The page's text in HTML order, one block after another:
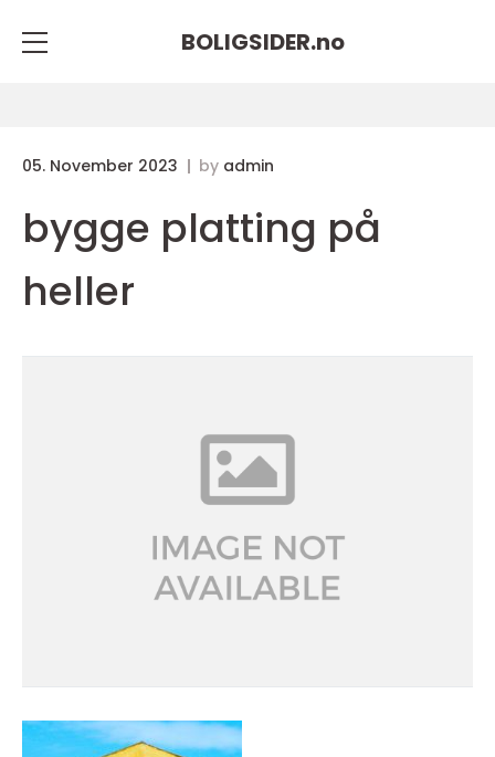
BOLIGSIDER.no
05. November 2023 by admin
bygge platting på
heller